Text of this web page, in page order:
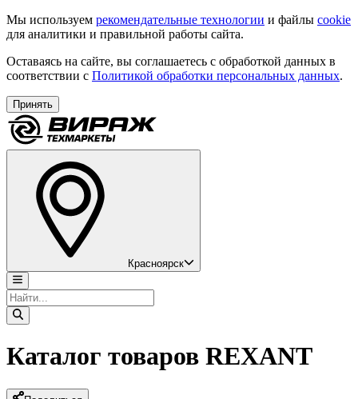
Мы используем рекомендательные технологии и файлы cookie
для аналитики и правильной работы сайта.
Оставаясь на сайте, вы соглашаетесь с обработкой данных в
соответствии с Политикой обработки персональных данных.
Принять
Красноярск
Каталог товаров REXANT